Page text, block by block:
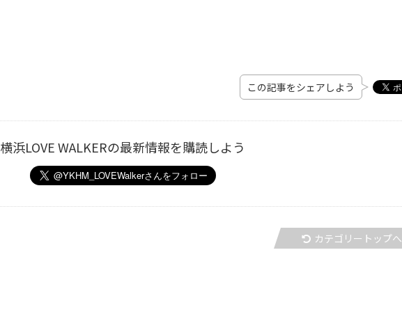
この記事をシェアしよう
横浜LOVE WALKERの最新情報を購読しよう
カテゴリートップへ